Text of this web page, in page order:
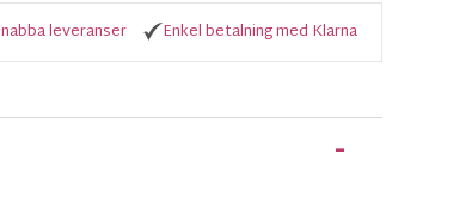
leveranser Enkel betalning med Klarna